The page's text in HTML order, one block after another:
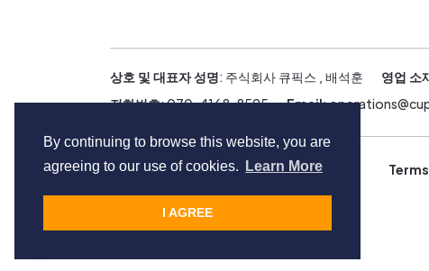
By continuing to browse this website, you are
agreeing to our use of cookies.
Learn More
I AGREE
상호 및 대표자 성명: 주식회사 큐픽스 , 배석훈 영업 소
전화번호: 070-4168-8595 Email:
Copyright © Cupix Inc. All rights reserved.